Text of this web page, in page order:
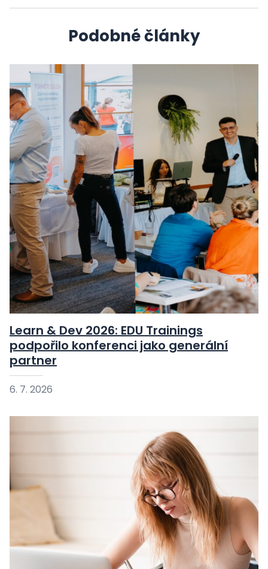
Podobné články
Learn & Dev 2026: EDU Trainings
podpořilo konferenci jako generální
partner
6. 7. 2026